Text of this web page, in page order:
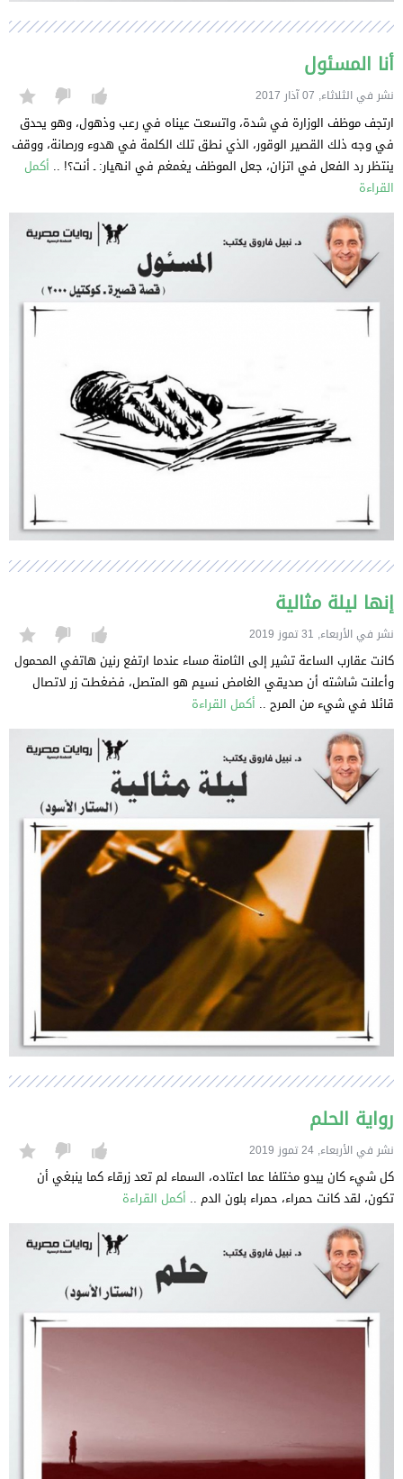
أنا المسئول
نشر في الثلاثاء, 07 آذار 2017
ارتجف موظف الوزارة في شدة، واتسعت عيناه في رعب وذهول، وهو يحدق
في وجه ذلك القصير الوقور، الذي نطق تلك الكلمة في هدوء ورصانة، ووقف
ينتظر رد الفعل في اتزان، جعل الموظف يغمغم في انهيار: ـ أنت؟! .. أكمل
القراءة
إنها ليلة مثالية
نشر في الأربعاء, 31 تموز 2019
كانت عقارب الساعة تشير إلى الثامنة مساء عندما ارتفع رنين هاتفي المحمول
وأعلنت شاشته أن صديقي الغامض نسيم هو المتصل، فضغطت زر لاتصال
قائلا في شيء من المرح .. أكمل القراءة
رواية الحلم
نشر في الأربعاء, 24 تموز 2019
كل شيء كان يبدو مختلفا عما اعتاده، السماء لم تعد زرقاء كما ينبغي أن
تكون، لقد كانت حمراء، حمراء بلون الدم .. أكمل القراءة